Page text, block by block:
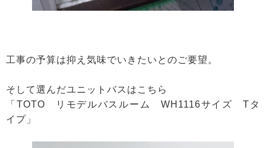
工事の予算は抑え気味でいきたいとのご要望。
そして選んだユニットバスはこちら
「TOTO リモデルバスルーム WH1116サイズ Tタ
イプ」